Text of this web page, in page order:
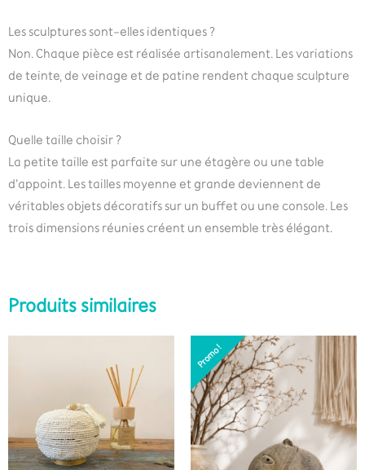
Les sculptures sont-elles identiques ?
Non. Chaque pièce est réalisée artisanalement. Les variations
de teinte, de veinage et de patine rendent chaque sculpture
unique.
Quelle taille choisir ?
La petite taille est parfaite sur une étagère ou une table
d’appoint. Les tailles moyenne et grande deviennent de
véritables objets décoratifs sur un buffet ou une console. Les
trois dimensions réunies créent un ensemble très élégant.
Produits similaires
Promo !
Promo !
Le
prix
initial
était :
85,00€.
prix
actuel
est :
65,00€.